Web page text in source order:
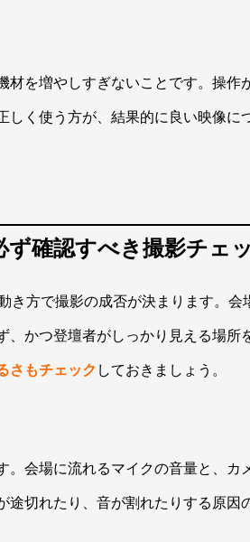
材を増やしすぎないことです。操作
しく使う方が、結果的に良い映像に
確認すべき撮影チェ
き方で撮影の成否が決まります。会
、かつ登壇者がしっかり見える場所
さもチェック しておきましょう。
。会場に流れるマイクの音量と、カ
途切れたり、音が割れたりする原因